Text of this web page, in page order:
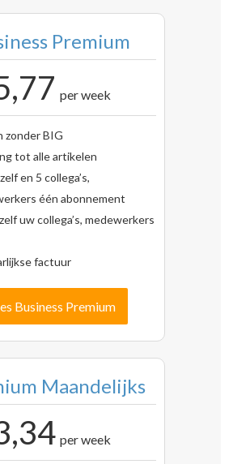
Premium
per week
zonder BIG
tot alle artikelen
en 5 collega’s,
één abonnement
uw collega’s, medewerkers
factuur
Business Premium
Maandelijks
per week